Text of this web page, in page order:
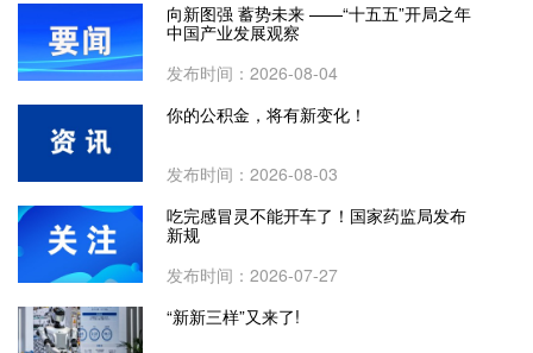
向新图强 蓄势未来 ——“十五五”开局之年
中国产业发展观察
发布时间：2026-08-04
你的公积金，将有新变化！
发布时间：2026-08-03
吃完感冒灵不能开车了！国家药监局发布
新规
发布时间：2026-07-27
“新新三样”又来了!